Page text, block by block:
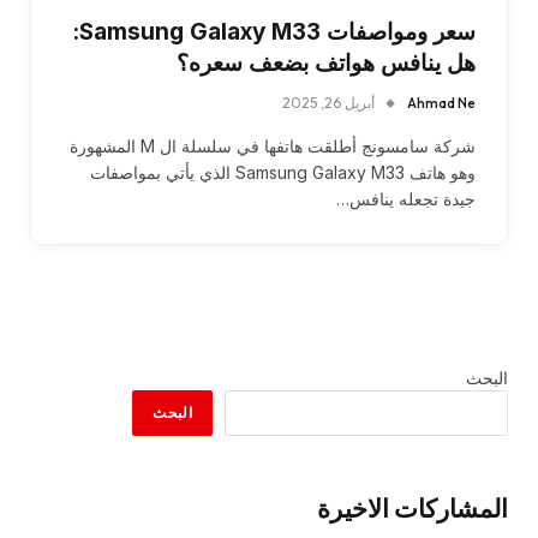
سعر ومواصفات Samsung Galaxy M33:
هل ينافس هواتف بضعف سعره؟
Ahmad Ne أبريل 26, 2025
شركة سامسونج أطلقت هاتفها في سلسلة ال M المشهورة
وهو هاتف Samsung Galaxy M33 الذي يأتي بمواصفات
جيدة تجعله ينافس…
البحث
البحث
المشاركات الاخيرة